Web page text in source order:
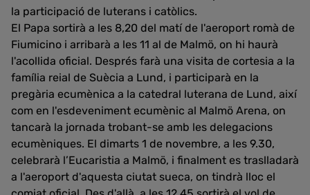
la participació de luterans i catòlics.
El Papa sortirà a les 8,20 del matí de l'aeroport romà de
Fiumicino i arribarà a les 11 al de Malmö, on hi haurà
l'acollida oficial. Després farà una visita de cortesia a la
família reial de Suècia a Lund, i participarà en la
pregària ecumènica a la catedral luterana de Lund, així
com en l'esdeveniment ecumènic al Malmö Arena, on
tancarà la jornada trobant-se amb les delegacions
ecumèniques. El dimarts 1 de novembre, a les 9.30,
celebrarà l’Eucaristia a Malmö, i finalment es traslladarà
a l'aeroport d'aquesta ciutat sueca, on tindrà lloc el